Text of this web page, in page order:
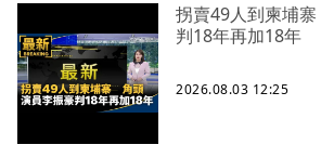
拐賣49人到柬埔
判18年再加18年
2026.08.03 12:25